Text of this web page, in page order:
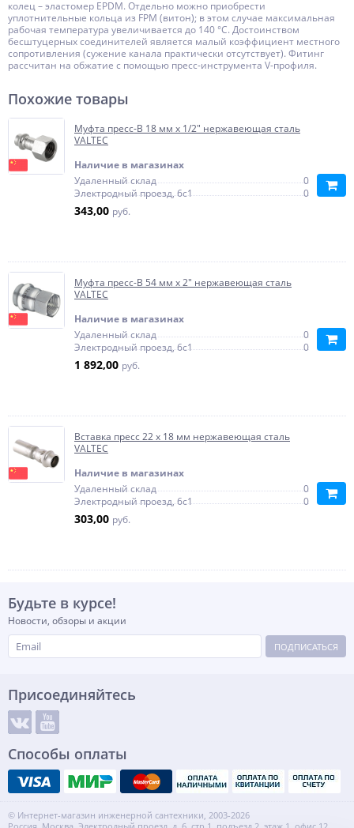
колец – эластомер EPDM. Отдельно можно приобрести
уплотнительные кольца из FPM (витон); в этом случае максимальная
рабочая температура увеличивается до 140 °С. Достоинством
бесштуцерных соединителей является малый коэффициент местного
сопротивления (сужение канала практически отсутствует). Фитинг
рассчитан на обжатие с помощью пресс-инструмента V-профиля.
Похожие товары
Муфта пресс-В 18 мм х 1/2" нержавеющая сталь
VALTEC
Наличие в магазинах
Удаленный склад
0
Электродный проезд, 6с1
0
343,00 руб.
Муфта пресс-В 54 мм х 2" нержавеющая сталь
VALTEC
Наличие в магазинах
Удаленный склад
0
Электродный проезд, 6с1
0
1 892,00 руб.
Вставка пресс 22 х 18 мм нержавеющая сталь
VALTEC
Наличие в магазинах
Удаленный склад
0
Электродный проезд, 6с1
0
303,00 руб.
Будьте в курсе!
Новости, обзоры и акции
ПОДПИСАТЬСЯ
Присоединяйтесь
Способы оплаты
© Интернет-магазин инженерной сантехники, 2003-2026